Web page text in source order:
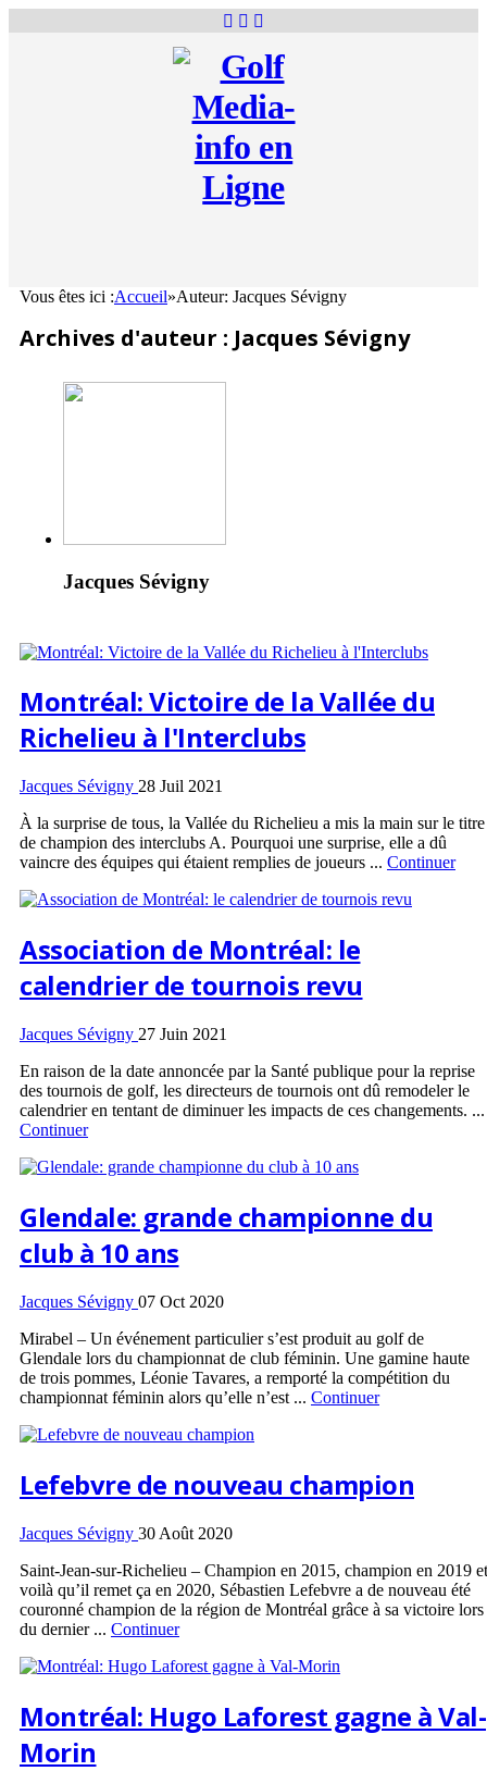
Vous êtes ici :Accueil»Auteur: Jacques Sévigny
Archives d'auteur : Jacques Sévigny
Jacques Sévigny
Montréal: Victoire de la Vallée du
Richelieu à l'Interclubs
Jacques Sévigny 28 Juil 2021
À la surprise de tous, la Vallée du Richelieu a mis la main sur le titre
de champion des interclubs A. Pourquoi une surprise, elle a dû
vaincre des équipes qui étaient remplies de joueurs ... Continuer
Association de Montréal: le
calendrier de tournois revu
Jacques Sévigny 27 Juin 2021
En raison de la date annoncée par la Santé publique pour la reprise
des tournois de golf, les directeurs de tournois ont dû remodeler le
calendrier en tentant de diminuer les impacts de ces changements. ...
Continuer
Glendale: grande championne du
club à 10 ans
Jacques Sévigny 07 Oct 2020
Mirabel – Un événement particulier s’est produit au golf de
Glendale lors du championnat de club féminin. Une gamine haute
de trois pommes, Léonie Tavares, a remporté la compétition du
championnat féminin alors qu’elle n’est ... Continuer
Lefebvre de nouveau champion
Jacques Sévigny 30 Août 2020
Saint-Jean-sur-Richelieu – Champion en 2015, champion en 2019 et
voilà qu’il remet ça en 2020, Sébastien Lefebvre a de nouveau été
couronné champion de la région de Montréal grâce à sa victoire lors
du dernier ... Continuer
Montréal: Hugo Laforest gagne à Val-
Morin